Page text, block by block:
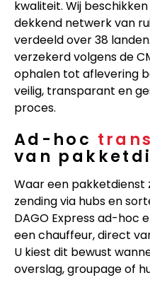
kwaliteit. Wij
dekkend netwerk van
verdeeld over 38
verzekerd volgens de
ophalen tot aflevering
veilig, transparant en
proces.
Ad-hoc
van
Waar een pakketdienst
zending via hubs en
DAGO Express ad-hoc
een chauffeur, direct
U kiest dit bewust
overslag, groupage of